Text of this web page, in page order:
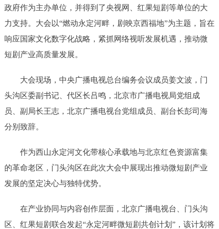
政府作为主办单位，并得到了央视网、红果短剧等单位的大
力支持。大会以“燃动永定河畔，剧映京西福地”为主题，旨在
响应国家文化数字化战略，紧抓网络视听发展机遇，推动微
短剧产业高质量发展。
大会现场，中央广播电视总台编务会议成员姜文波，门
头沟区委副书记、代区长吕鸣，北京市广播电视局党组成
员、副局长王志，北京广播电视台党组成员、副台长彭司海
分别致辞。
作为西山永定河文化带核心承载地与北京红色资源富集
的革命老区，门头沟区在此次大会中展现出推动微短剧产业
发展的坚定决心与独特优势。
在产业协同与内容创作层面，北京广播电视台、门头沟
区、红果短剧联合发起“永定河畔微短剧共创计划”，该计划将